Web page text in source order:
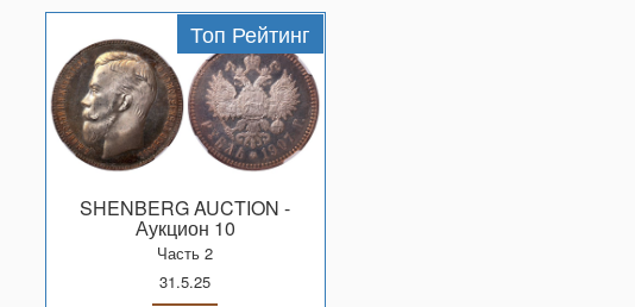
Топ Рейтинг
SHENBERG AUCTION -
Аукцион 10
Часть 2
31.5.25